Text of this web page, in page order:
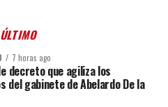
7 horas ago
decreto que agiliza los
del gabinete de Abelardo De la